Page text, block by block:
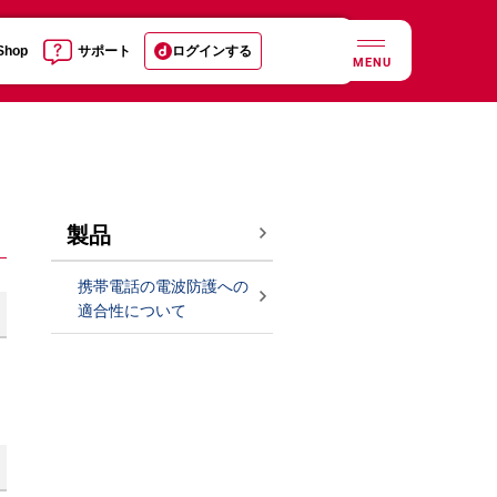
サポート ログインする
MENU
製品
携帯電話の電波防護への
適合性について